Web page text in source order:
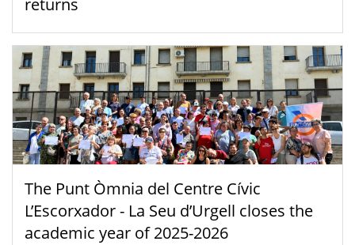
returns
The Punt Òmnia del Centre Cívic
L’Escorxador - La Seu d’Urgell closes the
academic year of 2025-2026